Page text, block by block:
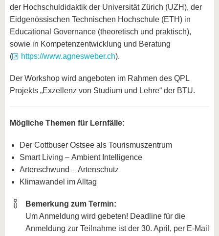
der Hochschuldidaktik der Universität Zürich (UZH), der
Eidgenössischen Technischen Hochschule (ETH) in
Educational Governance (theoretisch und praktisch),
sowie in Kompetenzentwicklung und Beratung
(
https://www.agnesweber.ch).
Der Workshop wird angeboten im Rahmen des QPL
Projekts „Exzellenz von Studium und Lehre“ der BTU.
Mögliche Themen für Lernfälle:
Der Cottbuser Ostsee als Tourismuszentrum
Smart Living – Ambient Intelligence
Artenschwund – Artenschutz
Klimawandel im Alltag
Bemerkung zum Termin:
Um Anmeldung wird gebeten! Deadline für die
Anmeldung zur Teilnahme ist der 30. April, per E-Mail